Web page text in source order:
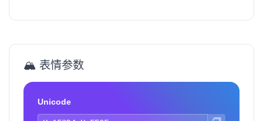
🏔️ 表情参数
Unicode